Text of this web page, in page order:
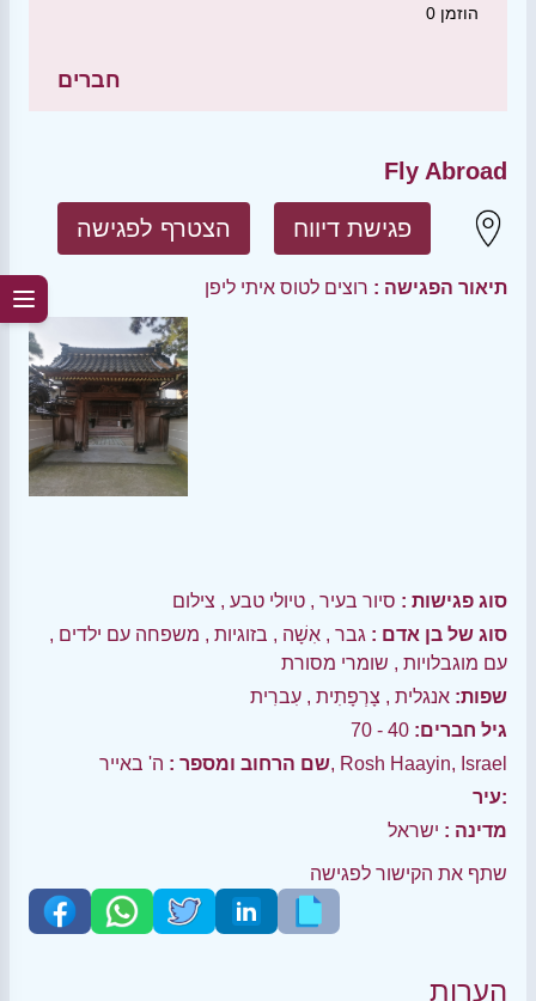
0 הוזמן
חברים
Fly Abroad
הצטרף לפגישה פגישת דיווח
תיאור הפגישה : רוצים לטוס איתי ליפן
סוג פגישות : סיור בעיר , טיולי טבע , צילום
סוג של בן אדם : גבר , אִשָׁה , בזוגיות , משפחה עם ילדים ,
עם מוגבלויות , שומרי מסורת
שפות: אנגלית , צָרְפָתִית , עִברִית
גיל חברים: 40 - 70
שם הרחוב ומספר :ה' באייר, Rosh Haayin, Israel
עיר:
מדינה : ישראל
שתף את הקישור לפגישה
הערות